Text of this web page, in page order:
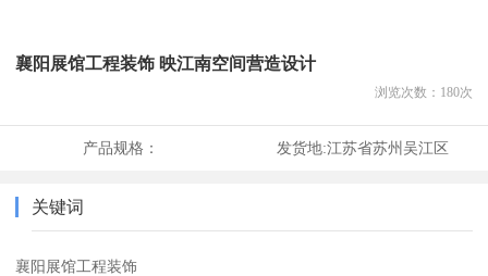
襄阳展馆工程装饰 映江南空间营造设计
浏览次数： 180次
产品规格： 发货地:江苏省苏州吴江区
关键词
襄阳展馆工程装饰